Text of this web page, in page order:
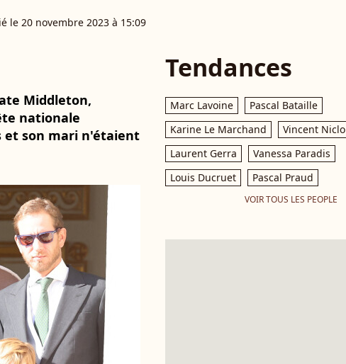
le 20 novembre 2023 à 15:09
Middleton,
nationale
et son mari n'étaient
Tendances
Marc Lavoine
Pascal Bataille
Karine Le Marchand
Vincent Niclo
Laurent Gerra
Vanessa Paradis
Louis Ducruet
Pascal Praud
VOIR TOUS LES PEOPLE